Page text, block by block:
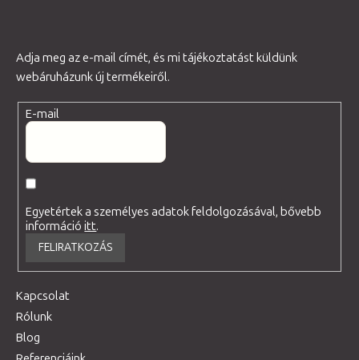
Adja meg az e-mail címét, és mi tájékoztatást küldünk
webáruházunk új termékeiről.
E-mail
Egyetértek a személyes adatok feldolgozásával, bővebb
információitt.
FELIRATKOZÁS
Kapcsolat
Rólunk
Blog